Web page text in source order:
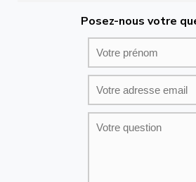
Posez-nous votre